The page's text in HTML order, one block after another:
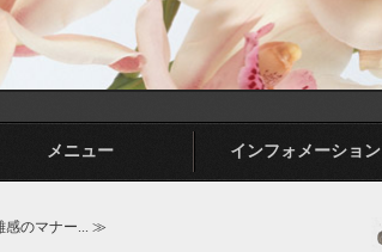
メニュー インフォメーション
感のマナー... ≫